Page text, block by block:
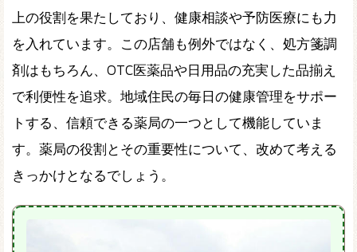
上の役割を果たしており、健康相談や予防医療にも力
を入れています。この店舗も例外ではなく、処方箋調
剤はもちろん、OTC医薬品や日用品の充実した品揃え
で利便性を追求。地域住民の毎日の健康管理をサポー
トする、信頼できる薬局の一つとして機能していま
す。薬局の役割とその重要性について、改めて考える
きっかけとなるでしょう。